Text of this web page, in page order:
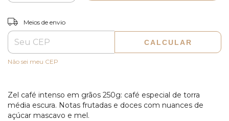
Entregas para o CEP:
Meios de envio
CALCULAR
Não sei meu CEP
Zel café intenso em grãos 250g: café especial de torra
média escura. Notas frutadas e doces com nuances de
açúcar mascavo e mel.